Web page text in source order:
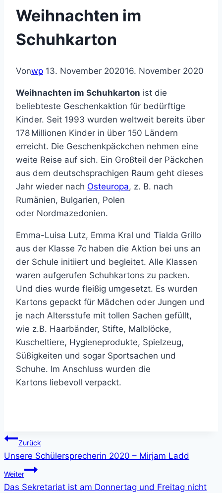
Weihnachten im
Schuhkarton
Vonwp 13. November 202016. November 2020
Weihnachten im Schuhkarton ist die
beliebteste Geschenkaktion für bedürftige
Kinder. Seit 1993 wurden weltweit bereits über
178 Millionen Kinder in über 150 Ländern
erreicht. Die Geschenkpäckchen nehmen eine
weite Reise auf sich. Ein Großteil der Päckchen
aus dem deutschsprachigen Raum geht dieses
Jahr wieder nach Osteuropa, z. B. nach
Rumänien, Bulgarien, Polen
oder Nordmazedonien.
Emma-Luisa Lutz, Emma Kral und Tialda Grillo
aus der Klasse 7c haben die Aktion bei uns an
der Schule initiiert und begleitet. Alle Klassen
waren aufgerufen Schuhkartons zu packen.
Und dies wurde fleißig umgesetzt. Es wurden
Kartons gepackt für Mädchen oder Jungen und
je nach Altersstufe mit tollen Sachen gefüllt,
wie z.B. Haarbänder, Stifte, Malblöcke,
Kuscheltiere, Hygieneprodukte, Spielzeug,
Süßigkeiten und sogar Sportsachen und
Schuhe. Im Anschluss wurden die
Kartons liebevoll verpackt.
Beitragsnavigation
Zurück
Unsere Schülersprecherin 2020 – Mirjam Ladd
Weiter
Das Sekretariat ist am Donnertag und Freitag nicht